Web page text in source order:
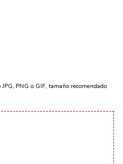
PNG o GIF, tamaño recomendado